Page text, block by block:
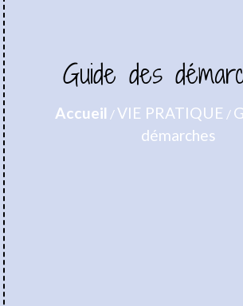
Guide des
Accueil /VIE PRATIQUE /
démarches